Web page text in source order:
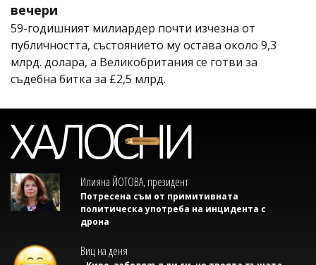
вечери
59-годишният милиардер почти изчезна от
публичността, състоянието му остава около 9,3
млрд. долара, а Великобритания се готви за
съдебна битка за £2,5 млрд.
Илияна ЙОТОВА, президент
Потресена съм от примитивната
политическа употреба на инцидента с
дрона
Виц на деня